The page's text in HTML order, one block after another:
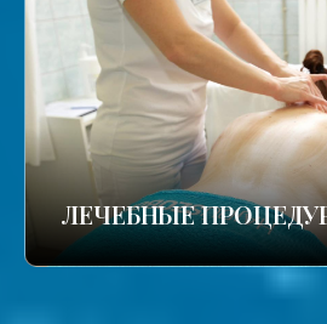
ЛЕЧЕБНЫЕ